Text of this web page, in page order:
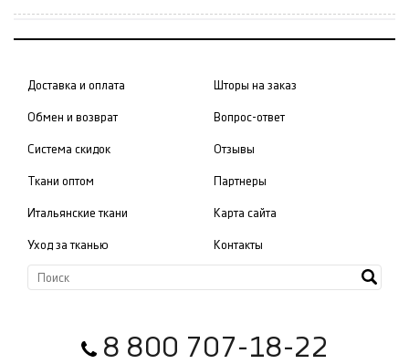
Доставка и оплата
Обмен и возврат
Система скидок
Ткани оптом
Итальянские ткани
Уход за тканью
Шторы на заказ
Вопрос-ответ
Отзывы
Партнеры
Карта сайта
Контакты
8 800 707-18-22